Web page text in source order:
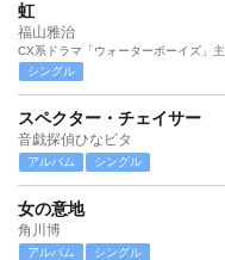
虹
福山雅治
CX系ドラマ「ウォーターボーイズ」
シングル
スペクター・チェイサー
音戯探偵ひなビタ
アルバム シングル
女の意地
角川博
アルバム シングル